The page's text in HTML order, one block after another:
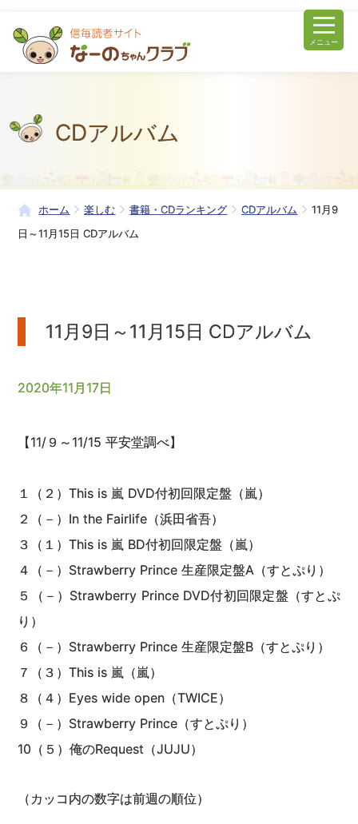
メニュー
CDアルバム
ホーム 楽しむ 書籍・CDランキング CDアルバム
11月9
日～11月15日 CDアルバム
11月9日～11月15日 CDアルバム
2020年11月17日
【11/９～11/15 平安堂調べ】
１（２）This is 嵐 DVD付初回限定盤（嵐）
２（－）In the Fairlife（浜田省吾）
３（１）This is 嵐 BD付初回限定盤（嵐）
４（－）Strawberry Prince 生産限定盤A（すとぷり）
５（－）Strawberry Prince DVD付初回限定盤（すとぷ
り）
６（－）Strawberry Prince 生産限定盤B（すとぷり）
７（３）This is 嵐（嵐）
８（４）Eyes wide open（TWICE）
９（－）Strawberry Prince（すとぷり）
10（５）俺のRequest（JUJU）
（カッコ内の数字は前週の順位）